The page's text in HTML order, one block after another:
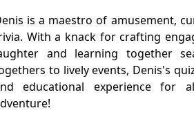
is a maestro of amusement,
With a knack for crafting
and learning together
to lively events, Denis's
educational experience for